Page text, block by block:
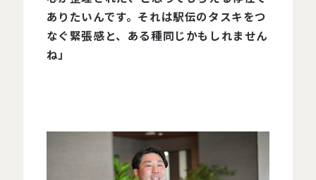
ありたいんです。それは駅伝のタスキをつ
なぐ緊張感と、ある種同じかもしれません
ね」